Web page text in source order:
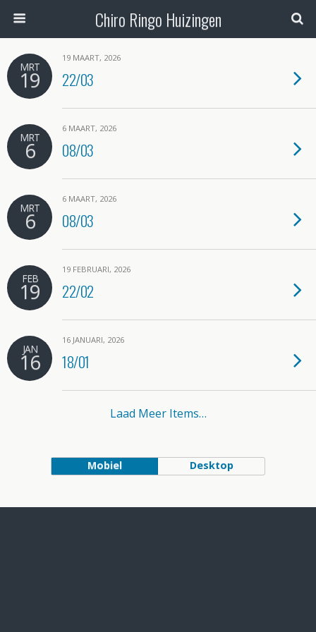
Chiro Ringo Huizingen
MRT
19
19 MAART, 2026
22/03
MRT
6
6 MAART, 2026
08/03
MRT
6
6 MAART, 2026
08/03
FEB
19
19 FEBRUARI, 2026
22/02
JAN
16
16 JANUARI, 2026
18/01
Laad Meer Items…
Mobiel Desktop